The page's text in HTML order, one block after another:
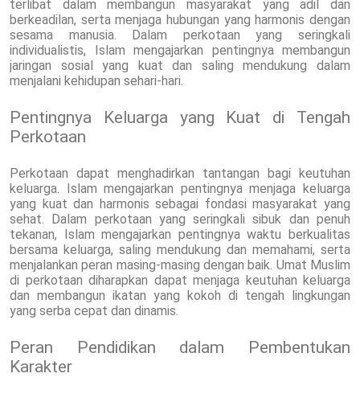
terlibat dalam membangun masyarakat yang adil dan
berkeadilan, serta menjaga hubungan yang harmonis dengan
sesama manusia. Dalam perkotaan yang seringkali
individualistis, Islam mengajarkan pentingnya membangun
jaringan sosial yang kuat dan saling mendukung dalam
menjalani kehidupan sehari-hari.
Pentingnya Keluarga yang Kuat di Tengah
Perkotaan
Perkotaan dapat menghadirkan tantangan bagi keutuhan
keluarga. Islam mengajarkan pentingnya menjaga keluarga
yang kuat dan harmonis sebagai fondasi masyarakat yang
sehat. Dalam perkotaan yang seringkali sibuk dan penuh
tekanan, Islam mengajarkan pentingnya waktu berkualitas
bersama keluarga, saling mendukung dan memahami, serta
menjalankan peran masing-masing dengan baik. Umat Muslim
di perkotaan diharapkan dapat menjaga keutuhan keluarga
dan membangun ikatan yang kokoh di tengah lingkungan
yang serba cepat dan dinamis.
Peran Pendidikan dalam Pembentukan
Karakter